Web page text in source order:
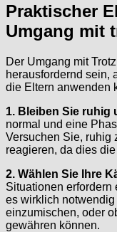
Praktischer
Umgang mit
Der Umgang mit
herausfordernd sein,
die Eltern anwenden
1. Bleiben Sie ruhig
normal und eine
Versuchen Sie, ruhig
reagieren, da dies
2. Wählen Sie Ihre
Situationen erfordern
es wirklich
einzumischen, oder
gewähren können.